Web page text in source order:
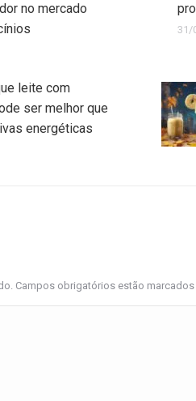
no mercado
31/
leite com
ser melhor que
energéticas
Campos obrigatórios estão marcados